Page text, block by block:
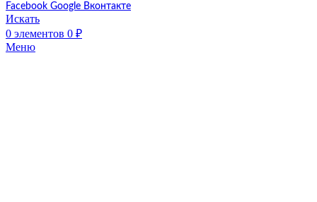
Facebook Google Вконтакте
Искать
0 элементов 0 ₽
Меню